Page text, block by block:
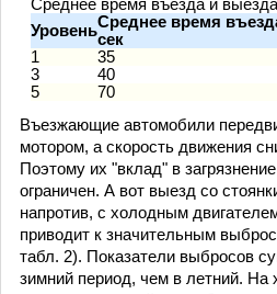
Среднее время въезда и
УровеньСреднее время
сек
1
35
3
40
5
70
Въезжающие автомобили
мотором, а скорость движения
Поэтому их "вклад" в
ограничен. А вот выезд со
напротив, с холодным
приводит к значительным
табл. 2). Показатели выбросов
зимний период, чем в летний. На